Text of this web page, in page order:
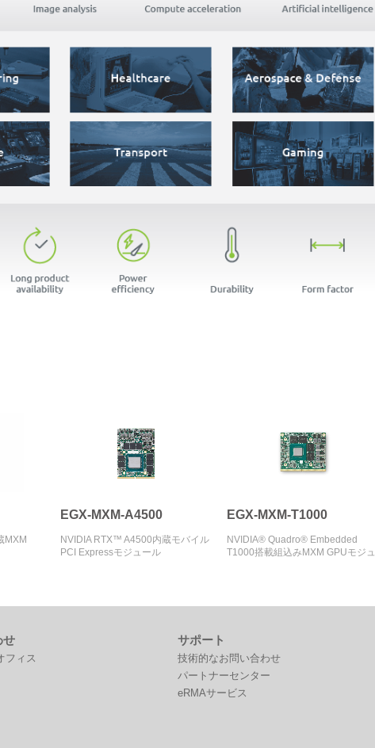
MXM
EGX-MXM-A4500
NVIDIA RTX™ A4500内蔵モバイル
PCI Expressモジュール
EGX-MXM-T1000
NVIDIA® Quadro® Embedded
T1000搭載組込みMXM GPUモジュ
せ
フィス
サポート
技術的なお問い合わせ
パートナーセンター
eRMAサービス